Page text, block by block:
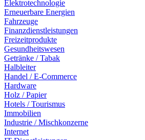
Elektrotechnologie
Erneuerbare Energien
Fahrzeuge
Finanzdienstleistungen
Freizeitprodukte
Gesundheitswesen
Getränke / Tabak
Halbleiter
Handel / E-Commerce
Hardware
Holz / Papier
Hotels / Tourismus
Immobilien
Industrie / Mischkonzerne
Internet